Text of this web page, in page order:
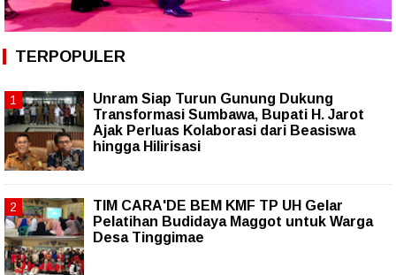
TERPOPULER
Unram Siap Turun Gunung Dukung
Transformasi Sumbawa, Bupati H. Jarot
Ajak Perluas Kolaborasi dari Beasiswa
hingga Hilirisasi
TIM CARA'DE BEM KMF TP UH Gelar
Pelatihan Budidaya Maggot untuk Warga
Desa Tinggimae